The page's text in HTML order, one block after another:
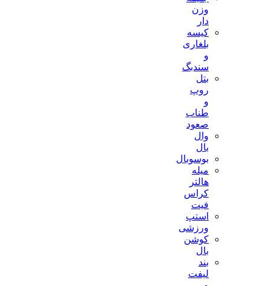
کیسه
بلغاری
سندبگ
بتل
وال
بوسوبال
میله
کراس
استپ
ورزشی
کوشن